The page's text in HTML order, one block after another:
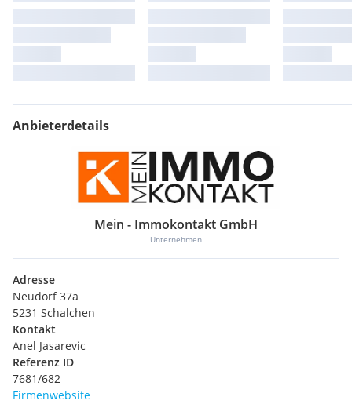
TV Kabel: nicht vorhanden
TV Sat: nicht vorhanden
Internet: nicht vorhanden
Anbieterdetails
Mein - Immokontakt GmbH
Unternehmen
Adresse
Neudorf 37a
5231 Schalchen
Kontakt
Anel Jasarevic
Referenz ID
7681/682
Firmenwebsite